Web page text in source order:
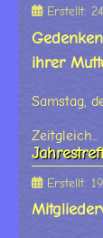
Erstellt:
ihrer
Samstag,
Zeitgleich...
Erstellt: